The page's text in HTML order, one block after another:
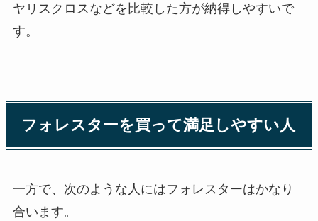
ヤリスクロスなどを比較した方が納得しやすいで
す。
フォレスターを買って満足しやすい人
一方で、次のような人にはフォレスターはかなり
合います。